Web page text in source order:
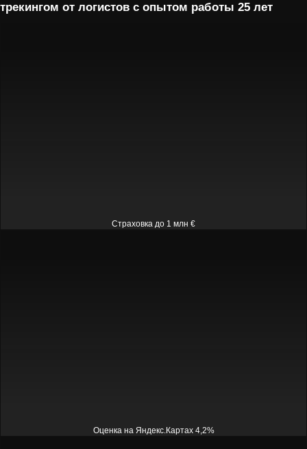
трекингом от логистов с опытом работы 25 лет
Страховка до 1 млн €
Оценка на Яндекс.Картах 4,2%